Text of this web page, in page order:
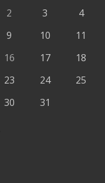
2 3
4
9 10
11
16 17
18
23 24
25
30 31